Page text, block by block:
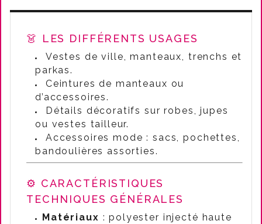
👗 LES DIFFÉRENTS USAGES
Vestes de ville, manteaux, trenchs et
parkas.
Ceintures de manteaux ou
d’accessoires.
Détails décoratifs sur robes, jupes
ou vestes tailleur.
Accessoires mode : sacs, pochettes,
bandoulières assorties.
⚙️ CARACTÉRISTIQUES
TECHNIQUES GÉNÉRALES
Matériaux : polyester injecté haute